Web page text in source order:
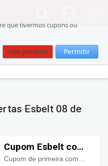
que tivermos cupons ou
Não permitir Permitir
Esbelt 08 de
Cupom Esbelt com
10% OFF